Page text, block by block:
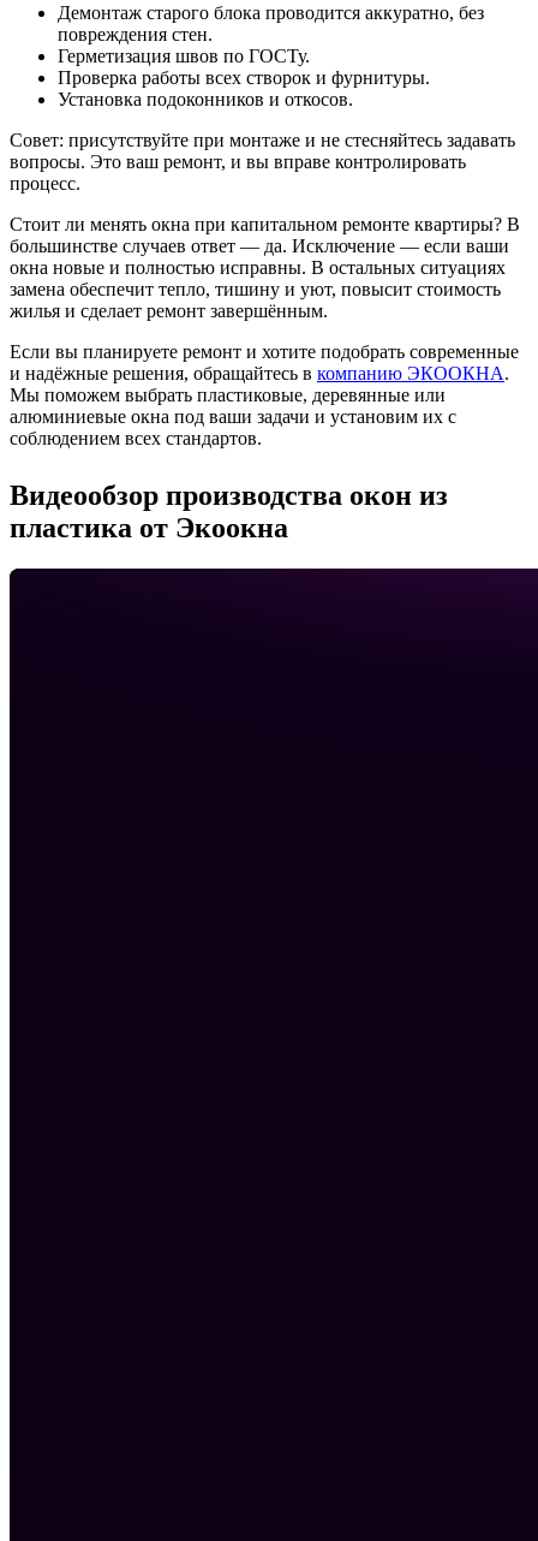
Демонтаж старого блока проводится аккуратно, без
повреждения стен.
Герметизация швов по ГОСТу.
Проверка работы всех створок и фурнитуры.
Установка подоконников и откосов.
Совет: присутствуйте при монтаже и не стесняйтесь задавать
вопросы. Это ваш ремонт, и вы вправе контролировать
процесс.
Стоит ли менять окна при капитальном ремонте квартиры? В
большинстве случаев ответ — да. Исключение — если ваши
окна новые и полностью исправны. В остальных ситуациях
замена обеспечит тепло, тишину и уют, повысит стоимость
жилья и сделает ремонт завершённым.
Если вы планируете ремонт и хотите подобрать современные
и надёжные решения, обращайтесь в компанию ЭКООКНА.
Мы поможем выбрать пластиковые, деревянные или
алюминиевые окна под ваши задачи и установим их с
соблюдением всех стандартов.
Видеообзор производства окон из
пластика от Экоокна